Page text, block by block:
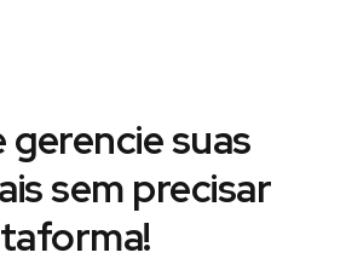
gerencie suas
sem precisar